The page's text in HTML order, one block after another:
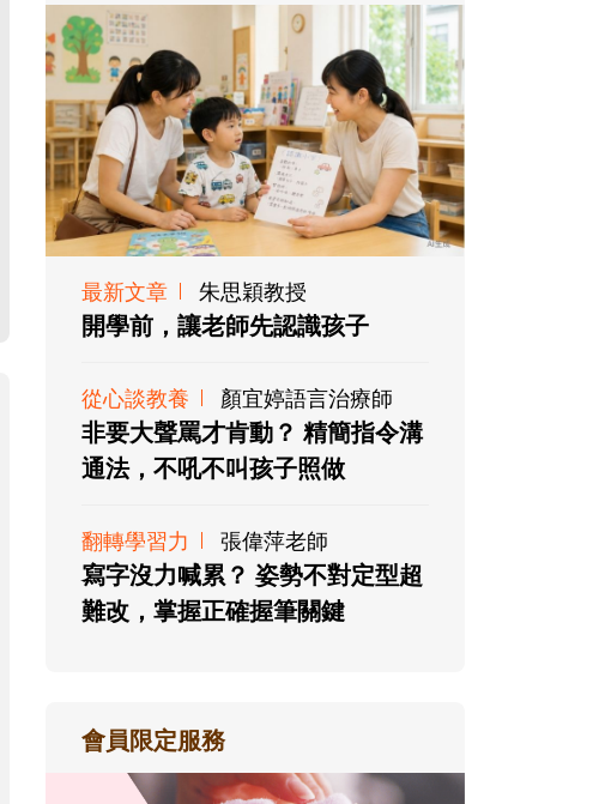
最新文章 朱思穎教授
開學前，讓老師先認識孩子
從心談教養 顏宜婷語言治療師
非要大聲罵才肯動？ 精簡指令溝
通法，不吼不叫孩子照做
翻轉學習力 張偉萍老師
寫字沒力喊累？ 姿勢不對定型超
難改，掌握正確握筆關鍵
會員限定服務